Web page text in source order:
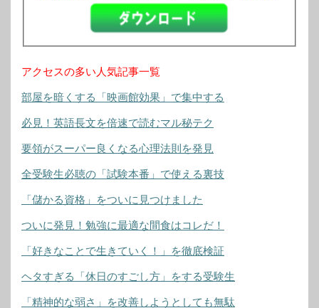
アクセスの多い人気記事一覧
部屋を暗くする「映画館効果」で集中する
必見！英語長文を倍速で読むマル秘テク
要領がスーパー良くなる心理法則を発見
全受験生必聴の「試験本番」で使える裏技
「儲かる資格」をついに見つけました
ついに発見！勉強に最適な間食はコレだ！
「好きなことで生きていく！」を徹底検証
ヘタすぎる「休日のすごし方」をする受験生
「精神的な弱さ」を改善しようとしても無駄